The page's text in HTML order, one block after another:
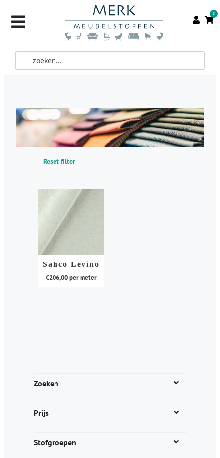
0
Zoeken
Prijs
Stofgroepen
Reset filter
Sahco Levino
€206,00per meter
kan
op
productpagina